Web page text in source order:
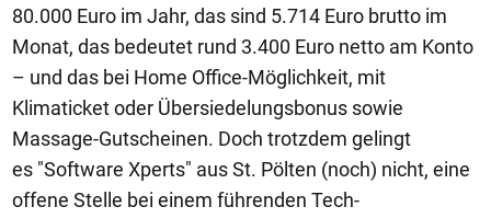
80.000 Euro im Jahr, das sind 5.714 Euro brutto im
Monat, das bedeutet rund 3.400 Euro netto am Konto
– und das bei Home Office-Möglichkeit, mit
Klimaticket oder Übersiedelungsbonus sowie
Massage-Gutscheinen. Doch trotzdem gelingt
es "Software Xperts" aus St. Pölten (noch) nicht, eine
offene Stelle bei einem führenden Tech-